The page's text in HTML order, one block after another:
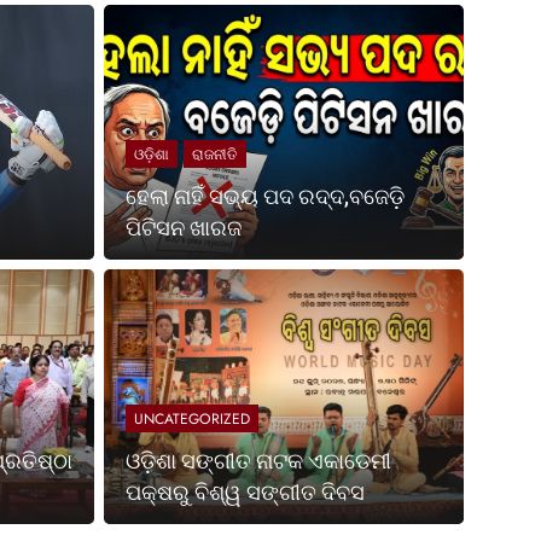
ପ୍ରତିଷ୍ଠା
ହେଉଛି ଭାରତର ସର୍ବଶ୍ରେଷ୍ଠ ଶକ୍ତି ଏବଂ ସ୍ଥିରତା ଓ
ଓଡ଼ିଶା ରାଜନୀତି
ହେଲା ନାହିଁ ସଭ୍ୟ ପଦ ରଦ୍ଦ,ବଜେଡ଼ି
ପିଟିସନ ଖାରଜ
UNCATEGORIZED
ଓଡ଼ିଶା ସଙ୍ଗୀତ ନାଟକ ଏକାଡେମୀ
ପକ୍ଷରୁ ବିଶ୍ୱ ସଙ୍ଗୀତ ଦିବସ